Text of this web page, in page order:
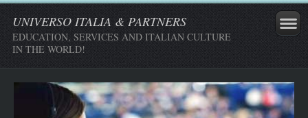
UNIVERSO ITALIA & PARTNERS
EDUCATION, SERVICES AND ITALIAN CULTURE
IN THE WORLD!